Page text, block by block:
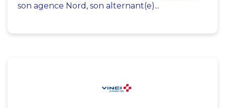
son agence Nord, son alternant(e)...